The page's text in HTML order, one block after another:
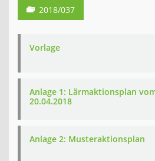
2018/037
Vorlage
Anlage 1: Lärmaktionsplan
20.04.2018
Anlage 2: Musteraktionsplan